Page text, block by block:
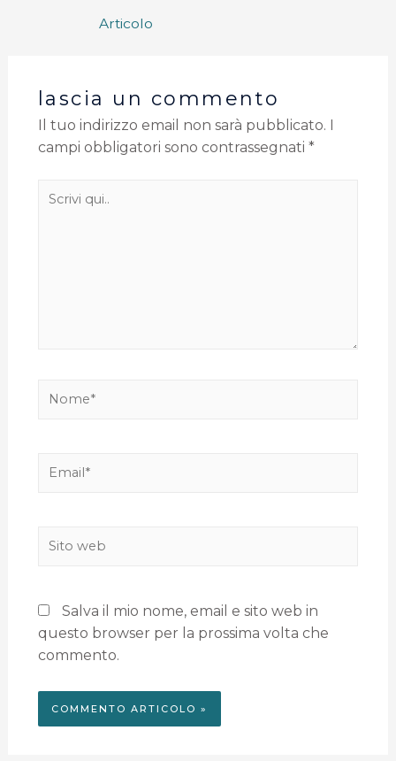
Articolo
lascia un commento
Il tuo indirizzo email non sarà pubblicato.
campi obbligatori sono contrassegnati *
Salva il mio nome, email e sito web in
questo browser per la prossima volta che
commento.